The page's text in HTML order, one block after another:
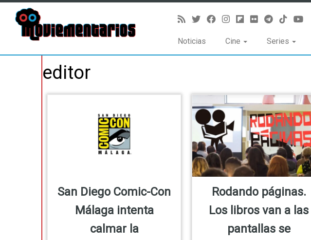
Noticias Cine Series
editor
San Diego Comic-Con
Málaga intenta
calmar la
Rodando páginas.
Los libros van a las
pantallas se